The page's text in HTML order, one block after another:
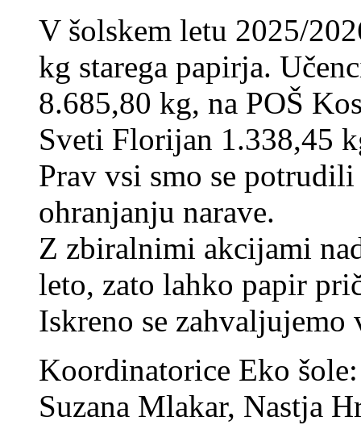
V šolskem letu 2025/
kg starega papirja.
8.685,80 kg, na POŠ
Sveti Florijan 1.338,45
Prav vsi smo se
ohranjanju narave.
Z zbiralnimi akcijami
leto, zato lahko papir
Iskreno se zahvaljujemo
Koordinatorice Eko
Suzana Mlakar, Nastja